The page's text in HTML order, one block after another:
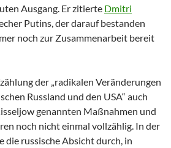
Ausgang. Er zitierte Dmitri
Putins, der darauf bestanden
noch zur Zusammenarbeit bereit
der „radikalen Veränderungen
Russland und den USA“ auch
genannten Maßnahmen und
noch nicht einmal vollzählig. In der
die russische Absicht durch, in